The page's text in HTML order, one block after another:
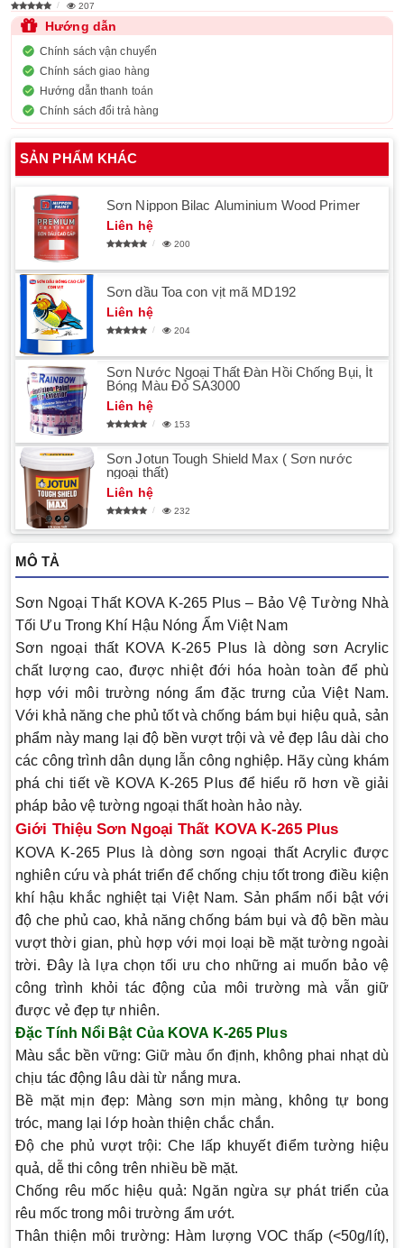
207
Hướng dẫn
Chính sách vận chuyển
Chính sách giao hàng
Hướng dẫn thanh toán
Chính sách đổi trả hàng
SẢN PHẨM KHÁC
Sơn Nippon Bilac Aluminium Wood Primer
Liên hệ
200
Sơn dầu Toa con vịt mã MD192
Liên hệ
204
Sơn Nước Ngoại Thất Đàn Hồi Chống Bụi, Ít
Bóng Màu Đỏ SA3000
Liên hệ
153
Sơn Jotun Tough Shield Max ( Sơn nước
ngoại thất)
Liên hệ
232
MÔ TẢ
Sơn Ngoại Thất KOVA K-265 Plus – Bảo Vệ Tường Nhà
Tối Ưu Trong Khí Hậu Nóng Ẩm Việt Nam
Sơn ngoại thất KOVA K-265 Plus là dòng sơn Acrylic
chất lượng cao, được nhiệt đới hóa hoàn toàn để phù
hợp với môi trường nóng ẩm đặc trưng của Việt Nam.
Với khả năng che phủ tốt và chống bám bụi hiệu quả, sản
phẩm này mang lại độ bền vượt trội và vẻ đẹp lâu dài cho
các công trình dân dụng lẫn công nghiệp. Hãy cùng khám
phá chi tiết về KOVA K-265 Plus để hiểu rõ hơn về giải
pháp bảo vệ tường ngoại thất hoàn hảo này.
Giới Thiệu Sơn Ngoại Thất KOVA K-265 Plus
KOVA K-265 Plus là dòng sơn ngoại thất Acrylic được
nghiên cứu và phát triển để chống chịu tốt trong điều kiện
khí hậu khắc nghiệt tại Việt Nam. Sản phẩm nổi bật với
độ che phủ cao, khả năng chống bám bụi và độ bền màu
vượt thời gian, phù hợp với mọi loại bề mặt tường ngoài
trời. Đây là lựa chọn tối ưu cho những ai muốn bảo vệ
công trình khỏi tác động của môi trường mà vẫn giữ
được vẻ đẹp tự nhiên.
Đặc Tính Nổi Bật Của KOVA K-265 Plus
Màu sắc bền vững: Giữ màu ổn định, không phai nhạt dù
chịu tác động lâu dài từ nắng mưa.
Bề mặt mịn đẹp: Màng sơn mịn màng, không tự bong
tróc, mang lại lớp hoàn thiện chắc chắn.
Độ che phủ vượt trội: Che lấp khuyết điểm tường hiệu
quả, dễ thi công trên nhiều bề mặt.
Chống rêu mốc hiệu quả: Ngăn ngừa sự phát triển của
rêu mốc trong môi trường ẩm ướt.
Thân thiện môi trường: Hàm lượng VOC thấp (<50g/lít),